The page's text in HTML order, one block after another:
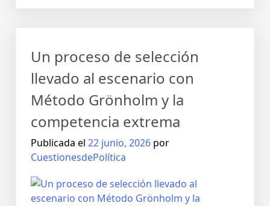
Un proceso de selección
llevado al escenario con
Método Grönholm y la
competencia extrema
Publicada el 22 junio, 2026 por
CuestionesdePolítica